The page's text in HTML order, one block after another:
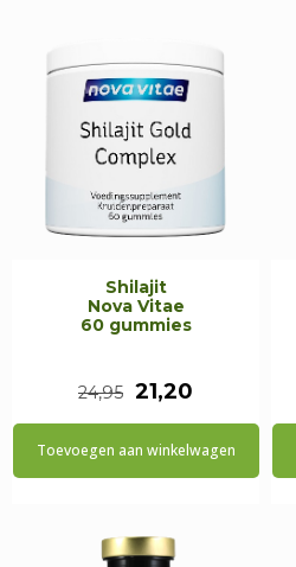
Shilajit
Nova Vitae
60 gummies
24,95 Oorspronkelijke
prijs
21,20
prijs
is:
Toevoegen aan winkelwagen